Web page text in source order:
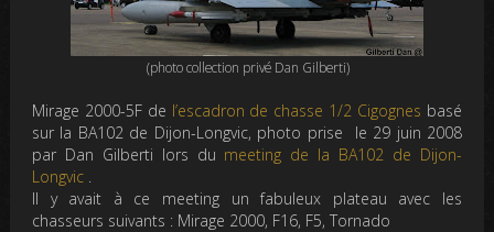
(photo collection privé Dan Gilberti)
Mirage 2000-5F de l’escadron de chasse 1/2 Cigognes basé
sur la BA102 de Dijon-Longvic, photo prise le 29 juin 2008
par Dan Gilberti lors du meeting de la BA102 de Dijon-
Longvic .
Il y avait à ce meeting un fabuleux plateau avec les
chasseurs suivants : Mirage 2000, F16, F5, Tornado